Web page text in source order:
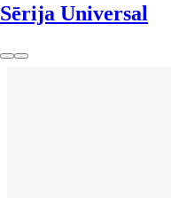
Sērija Universal